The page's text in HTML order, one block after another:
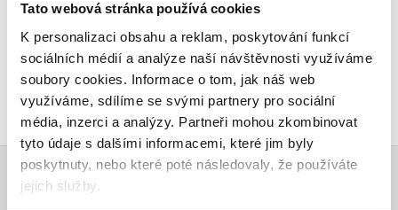
Tato webová stránka používá cookies
K personalizaci obsahu a reklam, poskytování funkcí
sociálních médií a analýze naší návštěvnosti využíváme
soubory cookies. Informace o tom, jak náš web
využíváme, sdílíme se svými partnery pro sociální
média, inzerci a analýzy. Partneři mohou zkombinovat
tyto údaje s dalšími informacemi, které jim byly
poskytnuty, nebo které poté následovaly, že používáte
jejich služby.
HODNOCENÍ ČTENÁŘŮ